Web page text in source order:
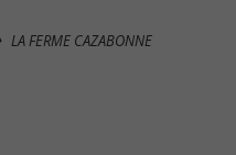
LA FERME CAZABONNE